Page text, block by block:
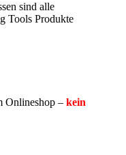
sind alle
Tools Produkte
Onlineshop – kein